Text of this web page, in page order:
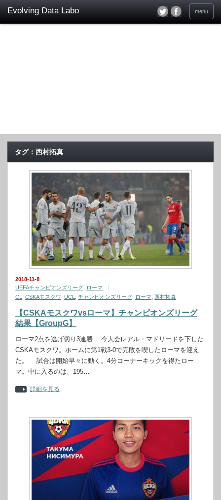
menu
タグ：西村拓真
2018-11-8
UEFAチャンピオンズリーグ
ローマ
CL
CSKAモスクワ UCL チャンピオンズリーグ ローマ 西村拓真
【CSKAモスクワvsローマ】チャンピオンズリーグ
結果【GroupG】
ローマ2点を逃げ切り3連勝 今大会レアル・マドリードを下した
CSKAモスクワ。ホームに第1戦3-0で完敗を喫したローマを迎え
た。 試合は開始早々に動く。4分コーナーキックを得たロー
マ。中に入るのは、195…
詳細を見る